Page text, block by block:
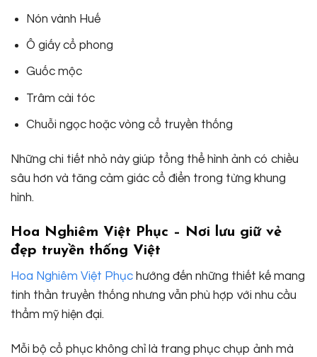
Nón vành Huế
Ô giấy cổ phong
Guốc mộc
Trâm cài tóc
Chuỗi ngọc hoặc vòng cổ truyền thống
Những chi tiết nhỏ này giúp tổng thể hình ảnh có chiều
sâu hơn và tăng cảm giác cổ điển trong từng khung
hình.
Hoa Nghiêm Việt Phục – Nơi lưu giữ vẻ
đẹp truyền thống Việt
Hoa Nghiêm Việt Phục hướng đến những thiết kế mang
tinh thần truyền thống nhưng vẫn phù hợp với nhu cầu
thẩm mỹ hiện đại.
Mỗi bộ cổ phục không chỉ là trang phục chụp ảnh mà